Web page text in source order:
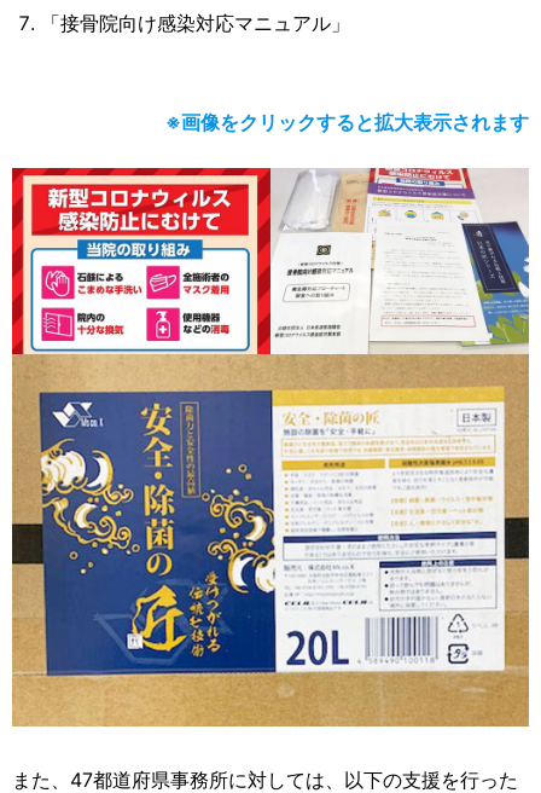
「接骨院向け感染対応マニュアル」
※画像をクリックすると拡大表示されます
また、47都道府県事務所に対しては、以下の支援を行った